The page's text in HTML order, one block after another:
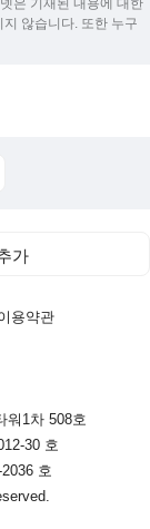
은 기재된 내용에 대한
않습니다. 또한 누구
가
용약관
워1차 508호
30 호
호